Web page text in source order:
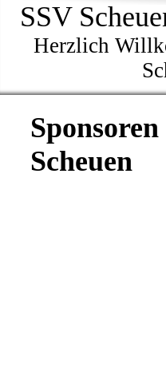
SSV
Herzlich
Sponsoren
Scheuen